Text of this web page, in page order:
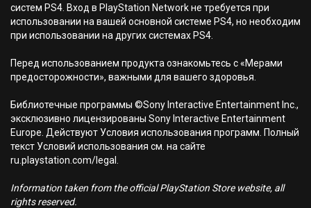
систем PS4. Вход в PlayStation Network не требуется при
использовании на вашей основной системе PS4, но необходим
при использовании на других системах PS4.
Перед использованием продукта ознакомьтесь с «Мерами
предосторожности», важными для вашего здоровья.
Библиотечные программы ©Sony Interactive Entertainment Inc.,
эксклюзивно лицензированы Sony Interactive Entertainment
Europe. Действуют Условия использования программ. Полный
текст Условий использования см. на сайте
ru.playstation.com/legal.
Information taken from the official PlayStation Store website, all
rights reserved.